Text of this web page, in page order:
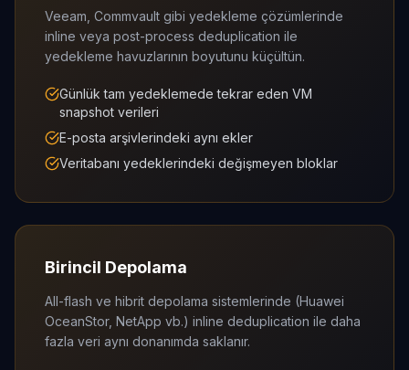
Veeam, Commvault gibi yedekleme çözümlerinde
inline veya post-process deduplication ile
yedekleme havuzlarının boyutunu küçültün.
Günlük tam yedeklemede tekrar eden VM
snapshot verileri
E-posta arşivlerindeki aynı ekler
Veritabanı yedeklerindeki değişmeyen bloklar
Birincil Depolama
All-flash ve hibrit depolama sistemlerinde (Huawei
OceanStor, NetApp vb.) inline deduplication ile daha
fazla veri aynı donanımda saklanır.